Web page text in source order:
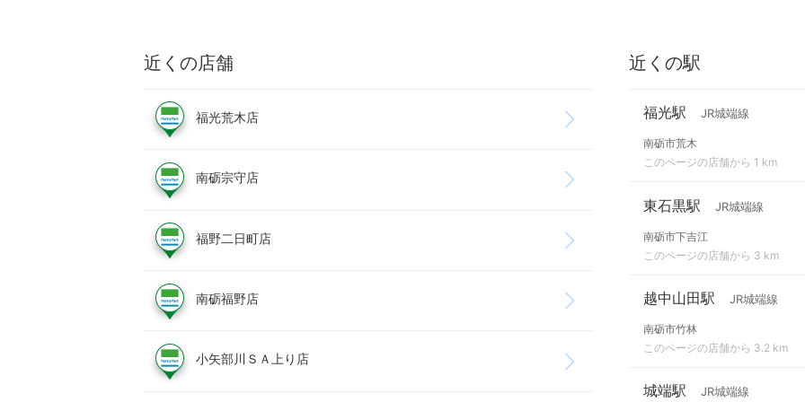
近くの店舗
福光荒木店
南砺宗守店
福野二日町店
南砺福野店
小矢部川ＳＡ上り店
近くの駅
福光駅 JR城端線
南砺市荒木
このページの店舗から 1 km
東石黒駅 JR城端線
南砺市下吉江
このページの店舗から 3 km
越中山田駅 JR城端線
南砺市竹林
このページの店舗から 3.2 km
城端駅 JR城端線